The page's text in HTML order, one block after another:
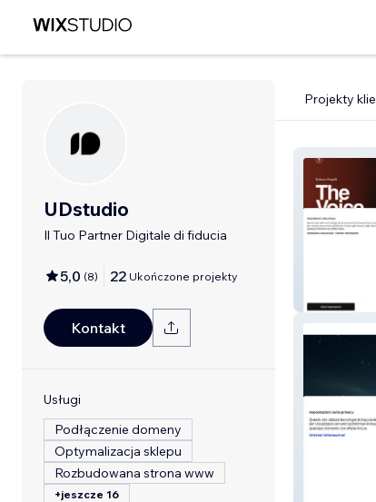
UDstudio
Il Tuo Partner Digitale di fiducia
5,0 (8) 22 Ukończone projekty
Kontakt
Usługi
Podłączenie domeny
Optymalizacja sklepu
Rozbudowana strona www
+jeszcze 16
Projekty
The Voice